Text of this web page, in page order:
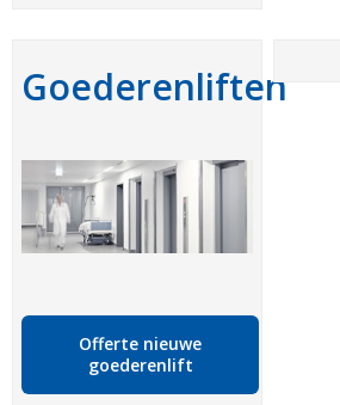
Goederenliften
Offerte nieuwe
goederenlift